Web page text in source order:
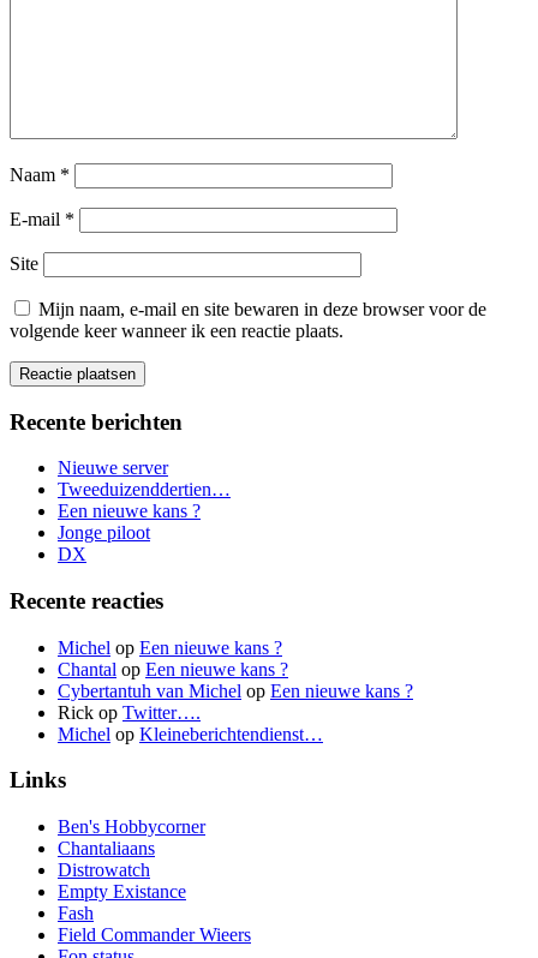
Naam *
E-mail *
Site
Mijn naam, e-mail en site bewaren in deze browser voor de
volgende keer wanneer ik een reactie plaats.
Recente berichten
Nieuwe server
Tweeduizenddertien…
Een nieuwe kans ?
Jonge piloot
DX
Recente reacties
Michel op Een nieuwe kans ?
Chantal op Een nieuwe kans ?
Cybertantuh van Michel op Een nieuwe kans ?
Rick op Twitter….
Michel op Kleineberichtendienst…
Links
Ben's Hobbycorner
Chantaliaans
Distrowatch
Empty Existance
Fash
Field Commander Wieers